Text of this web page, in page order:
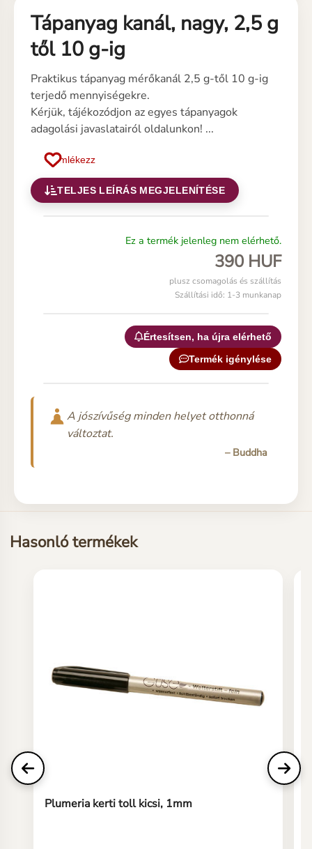
Tápanyag kanál, nagy, 2,5 g
től 10 g-ig
Praktikus tápanyag mérőkanál 2,5 g-től 10 g-ig
terjedő mennyiségekre.
Kérjük, tájékozódjon az egyes tápanyagok
adagolási javaslatairól oldalunkon! ...
Emlékezz
TELJES LEÍRÁS MEGJELENÍTÉSE
Ez a termék jelenleg nem elérhető.
390 HUF
plusz csomagolás és szállítás
Szállítási idő: 1-3 munkanap
Értesítsen, ha újra elérhető
Termék igénylése
A jószívűség minden helyet otthonná
változtat.
– Buddha
Hasonló termékek
Plumeria kerti toll kicsi, 1mm